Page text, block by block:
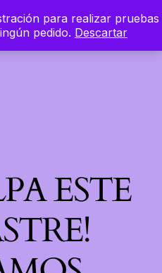
para realizar pruebas
pedido. Descartar
LinkedIn
Instagram
Facebook
Acceder
ESTE